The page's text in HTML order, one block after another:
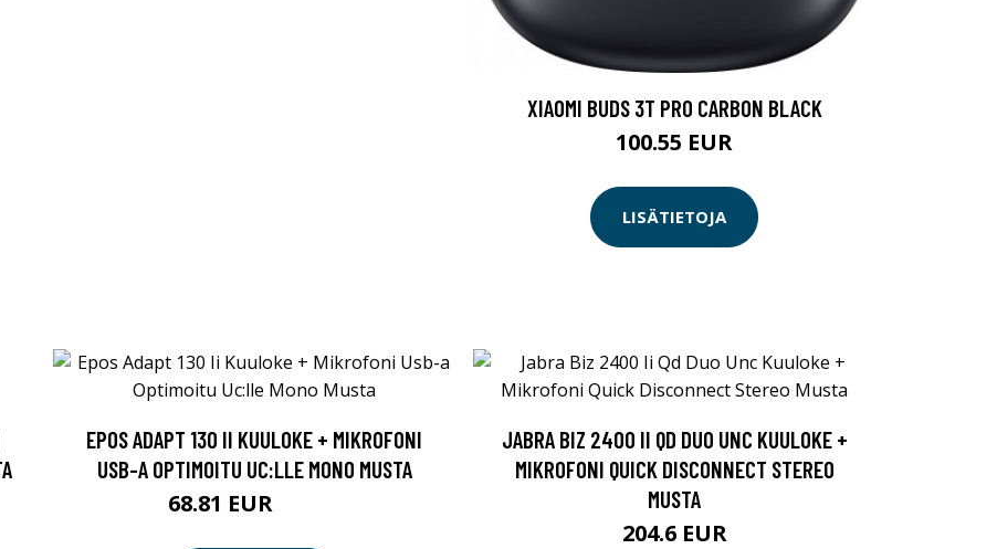
XIAOMI BUDS 3T PRO CARBON BLACK
100.55 EUR
LISÄTIETOJA
EPOS ADAPT 130 II KUULOKE + MIKROFONI
USB-A OPTIMOITU UC:LLE MONO MUSTA
68.81 EUR
JABRA BIZ 2400 II QD DUO UNC KUULOKE +
MIKROFONI QUICK DISCONNECT STEREO
MUSTA
204.6 EUR